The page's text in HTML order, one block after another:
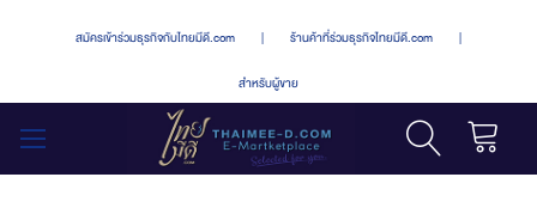
สมัครเข้าร่วมธุรกิจกับไทยมีดี.com | ร้านค้าที่ร่วมธุรกิจไทยมีดี.com |
สำหรับผู้ขาย